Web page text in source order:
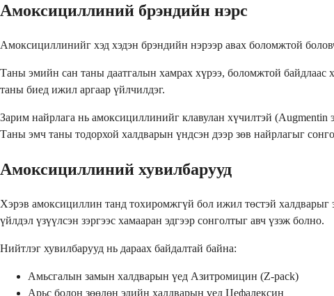
Амоксициллиний брэндийн нэрс
Амоксициллинийг хэд хэдэн брэндийн нэрээр авах боломжтой
Таны эмийн сан таны даатгалын хамрах хүрээ, боломжтой байдлаас
таны биед ижил аргаар үйлчилдэг.
Зарим найрлага нь амоксициллинийг клавулан хүчилтэй (Augmentin
Таны эмч таны тодорхой халдварын үндсэн дээр зөв найрлагыг
Амоксициллиний хувилбарууд
Хэрэв амоксициллин танд тохиромжгүй бол ижил төстэй
үйлдэл үзүүлсэн зэргээс хамааран эдгээр сонголтыг авч үзэж болно.
Нийтлэг хувилбарууд нь дараах байдалтай байна:
Амьсгалын замын халдварын үед Азитромицин (Z-pack)
Арьс болон зөөлөн эдийн халдварын үед Цефалексин